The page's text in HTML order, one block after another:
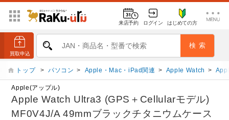
来店予約 ログイン はじめての方
トップ > パソコン > Apple・Mac・iPad関連 > Apple Watch >
Apple(アップル)
Apple Watch Ultra3 (GPS＋Cellularモデル)
MF0V4J/A 49mmブラックチタニウムケース